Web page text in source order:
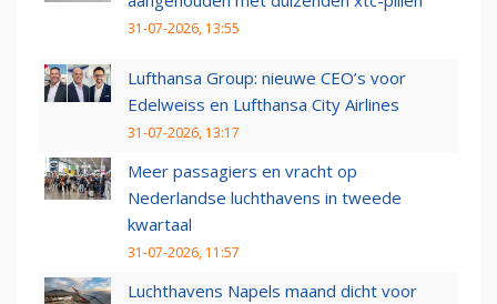
31-07-2026, 13:55
Lufthansa Group: nieuwe CEO’s voor
Edelweiss en Lufthansa City Airlines
31-07-2026, 13:17
Meer passagiers en vracht op
Nederlandse luchthavens in tweede
kwartaal
31-07-2026, 11:57
Luchthavens Napels maand dicht voor